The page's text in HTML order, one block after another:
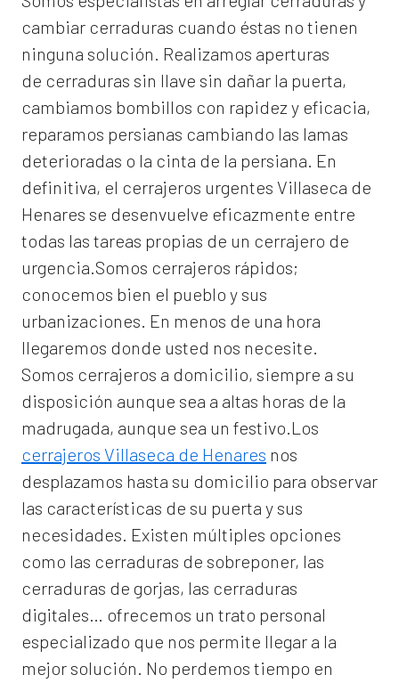
cambiar cerraduras cuando éstas no tienen
ninguna solución. Realizamos aperturas
de cerraduras sin llave sin dañar la puerta,
cambiamos bombillos con rapidez y eficacia,
reparamos persianas cambiando las lamas
deterioradas o la cinta de la persiana. En
definitiva, el cerrajeros urgentes Villaseca de
Henares se desenvuelve eficazmente entre
todas las tareas propias de un cerrajero de
urgencia.Somos cerrajeros rápidos;
conocemos bien el pueblo y sus
urbanizaciones. En menos de una hora
llegaremos donde usted nos necesite.
Somos cerrajeros a domicilio, siempre a su
disposición aunque sea a altas horas de la
madrugada, aunque sea un festivo.Los
cerrajeros Villaseca de Henares nos
desplazamos hasta su domicilio para observar
las características de su puerta y sus
necesidades. Existen múltiples opciones
como las cerraduras de sobreponer, las
cerraduras de gorjas, las cerraduras
digitales… ofrecemos un trato personal
especializado que nos permite llegar a la
mejor solución. No perdemos tiempo en